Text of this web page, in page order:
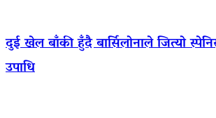
दुई खेल बाँकी हुँदै बार्सिलोनाले जित्यो
उपाधि